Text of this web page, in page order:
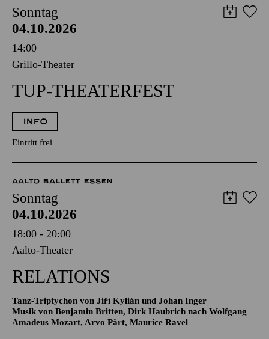
Sonntag
04.10.2026
14:00
Grillo-Theater
TUP-THEATERFEST
INFO
Eintritt frei
AALTO BALLETT ESSEN
Sonntag
04.10.2026
18:00 - 20:00
Aalto-Theater
RELATIONS
Tanz-Triptychon von Jiří Kylián und Johan Inger
Musik von Benjamin Britten, Dirk Haubrich nach Wolfgang
Amadeus Mozart, Arvo Pärt, Maurice Ravel